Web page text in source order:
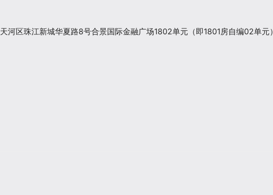
河区珠江新城华夏路8号合景国际金融广场1802单元（即1801房自编02单元）